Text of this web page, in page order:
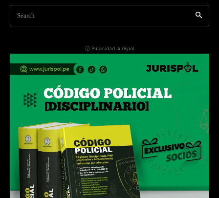
Search
ⓘ Publicidad Jurispol